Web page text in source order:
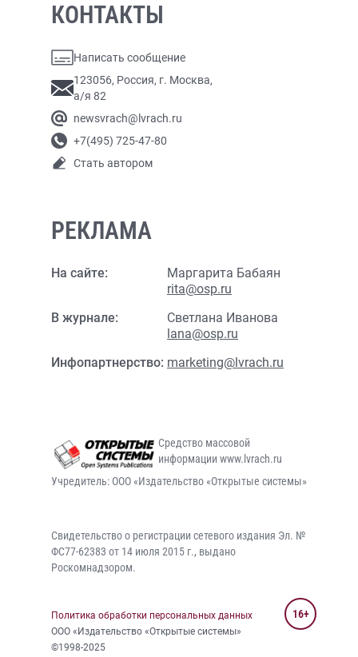
КОНТАКТЫ
Написать сообщение
123056, Россия, г. Москва,
а/я 82
newsvrach@lvrach.ru
+7(495) 725-47-80
Стать автором
РЕКЛАМА
На сайте:
Маргарита Бабаян
rita@osp.ru
В журнале:
Светлана Иванова
lana@osp.ru
Инфопартнерство: marketing@lvrach.ru
Средство массовой
информации www.lvrach.ru
Учредитель: ООО «Издательство «Открытые системы»
Свидетельство о регистрации сетевого издания Эл. №
ФС77-62383 от 14 июля 2015 г., выдано
Роскомнадзором.
Политика обработки персональных данных
ООО «Издательство «Открытые системы»
©1998-2025
16+